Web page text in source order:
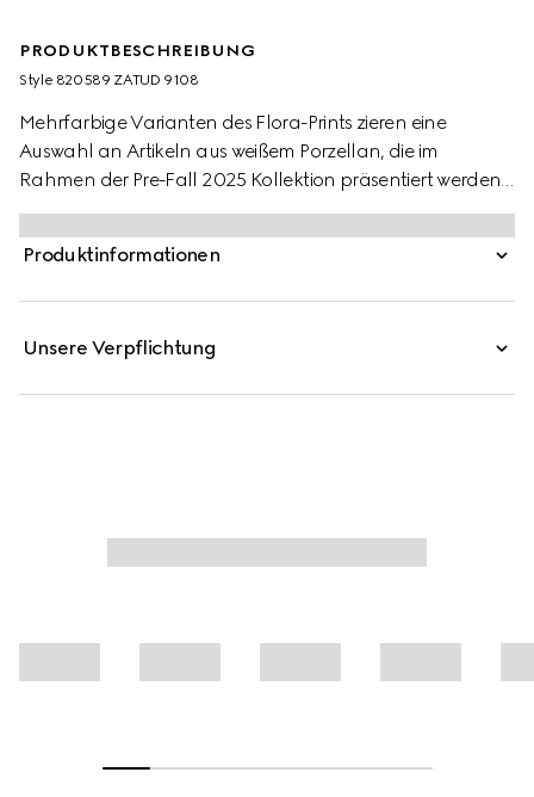
PRODUKTBESCHREIBUNG
Style ‎820589 ZATUD 9108
Mehrfarbige Varianten des Flora-Prints zieren eine
Auswahl an Artikeln aus weißem Porzellan, die im
Rahmen der Pre-Fall 2025 Kollektion präsentiert werden.
Hier erscheint das Motiv auf einer kleinen
Schmuckablage mit kontrastierendem schwarzem Rand.
Produktinformationen
Unsere Verpflichtung